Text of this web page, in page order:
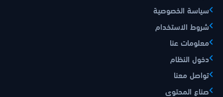
سياسة الخصوصية
شروط الاستخدام
معلومات عنا
دخول النظام
تواصل معنا
صناع المحتوى